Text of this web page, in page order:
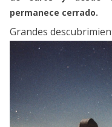
permanece cerrado.
Grandes